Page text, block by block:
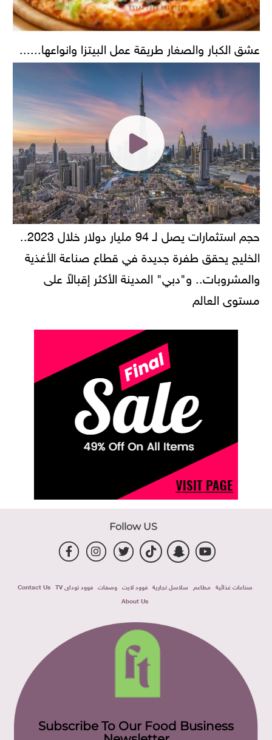
عشق الكبار والصغار طريقة عمل البيتزا وانواعها......
الخليج يحقق طفرة جديدة في قطاع صناعة الأغذية
والمشروبات.. و"دبي" المدينة الأكثر إقبالاً على
مستوى العالم
Follow US
صناعات غذائية مطاعم سلاسل تجارية فوود لايت وصفات فوود توداى TV
Contact Us
About Us
Subscribe To Our Food Business